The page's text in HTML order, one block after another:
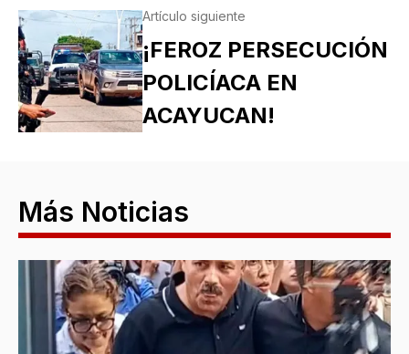
Artículo siguiente
¡FEROZ PERSECUCIÓN
POLICÍACA EN
ACAYUCAN!
Más Noticias